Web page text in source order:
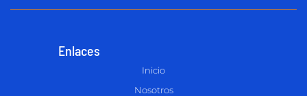
Enlaces
Inicio
Nosotros